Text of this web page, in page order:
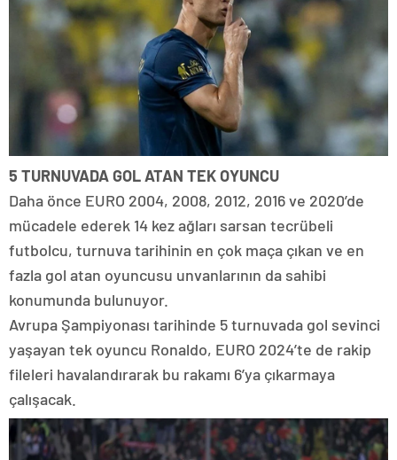
5 TURNUVADA GOL ATAN TEK OYUNCU
Daha önce EURO 2004, 2008, 2012, 2016 ve 2020’de
mücadele ederek 14 kez ağları sarsan tecrübeli
futbolcu, turnuva tarihinin en çok maça çıkan ve en
fazla gol atan oyuncusu unvanlarının da sahibi
konumunda bulunuyor.
Avrupa Şampiyonası tarihinde 5 turnuvada gol sevinci
yaşayan tek oyuncu Ronaldo, EURO 2024’te de rakip
fileleri havalandırarak bu rakamı 6’ya çıkarmaya
çalışacak.